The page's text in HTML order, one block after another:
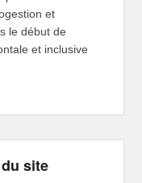
et
le début de
et inclusive
site